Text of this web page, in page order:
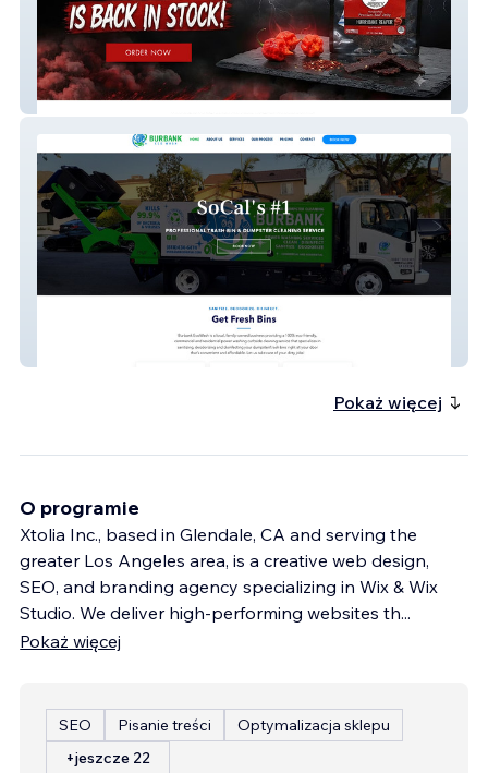
South Florida Local Jerky | Artisanal Beef &
Alligator Jerky Store
Burbank EcoWash | Eco-Friendly Bin &
Pokaż więcej
O programie
Xtolia Inc., based in Glendale, CA and serving the
greater Los Angeles area, is a creative web design,
SEO, and branding agency specializing in Wix & Wix
Studio. We deliver high-performing websites th...
Pokaż więcej
SEO Pisanie treści
Optymalizacja sklepu
+jeszcze 22